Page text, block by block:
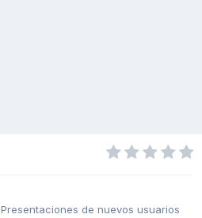
Presentaciones de nuevos usuarios